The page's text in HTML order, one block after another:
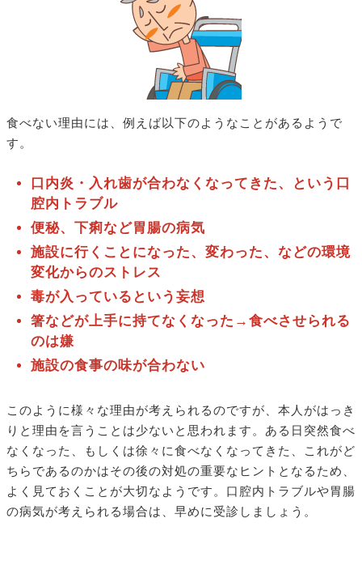
食べない理由には、例えば以下のようなことがあるようで
す。
口内炎・入れ歯が合わなくなってきた、という口
腔内トラブル
便秘、下痢など胃腸の病気
施設に行くことになった、変わった、などの環境
変化からのストレス
毒が入っているという妄想
箸などが上手に持てなくなった→食べさせられる
のは嫌
施設の食事の味が合わない
このように様々な理由が考えられるのですが、本人がはっき
りと理由を言うことは少ないと思われます。ある日突然食べ
なくなった、もしくは徐々に食べなくなってきた、これがど
ちらであるのかはその後の対処の重要なヒントとなるため、
よく見ておくことが大切なようです。口腔内トラブルや胃腸
の病気が考えられる場合は、早めに受診しましょう。